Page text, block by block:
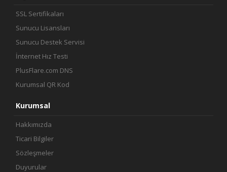
SSL Sertifikaları
Sunucu Lisansları
Sunucu Destek Servisi
İnternet Hız Testi
PlusFlare.com DNS
Kurumsal QR Kod
Kurumsal
Hakkımızda
Ticari Bilgiler
Sözleşmeler
Duyurular